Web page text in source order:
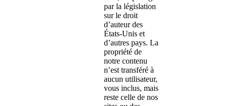
par la législation
sur le droit
d’auteur des
États-Unis et
d’autres pays. La
propriété de
notre contenu
n’est transféré à
aucun utilisateur,
vous inclus, mais
reste celle de nos